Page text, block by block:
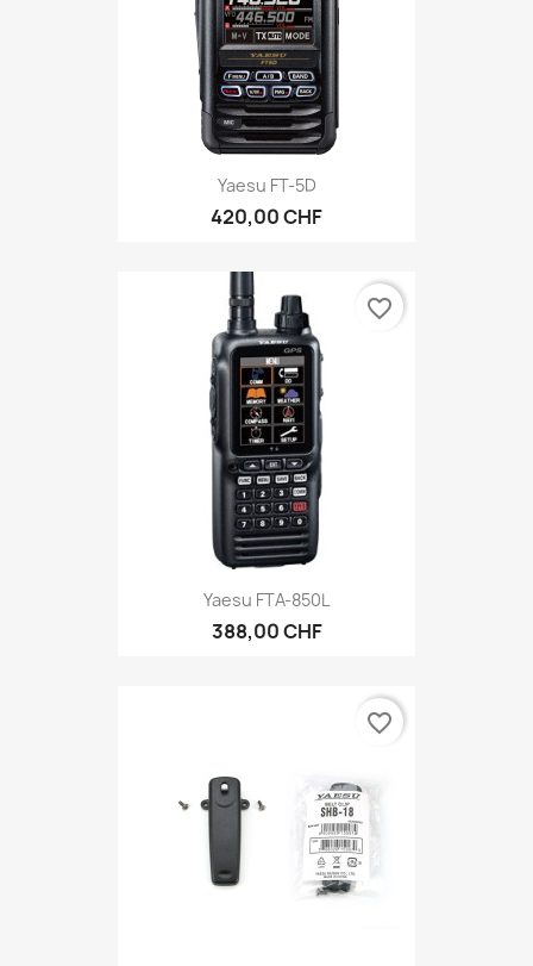
Yaesu FT-5D
420,00 CHF
Yaesu FTA-850L
388,00 CHF
favorite_border
favorite_border